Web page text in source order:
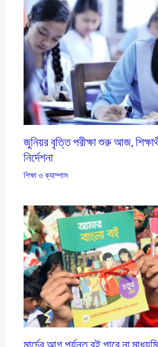
জুনিয়র বৃত্তি পরীক্ষা শুরু আজ,
নির্দেশনা
শিক্ষা ও ক্যাম্পাস